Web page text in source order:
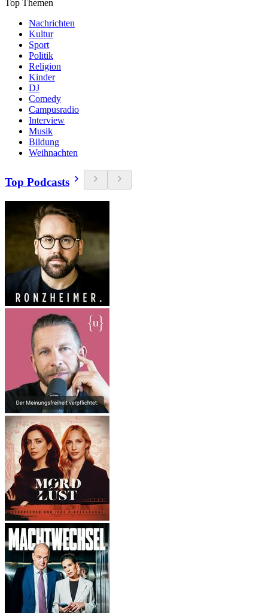
Top Themen
Nachrichten
Kultur
Sport
Politik
Religion
Kinder
DJ
Comedy
Campusradio
Interview
Musik
Bildung
Weihnachten
Top Podcasts